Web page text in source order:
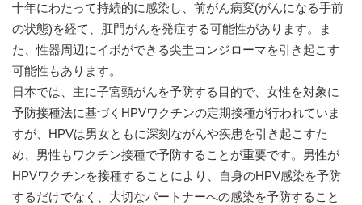
十年にわたって持続的に感染し、前がん病変(がんになる手前
の状態)を経て、肛門がんを発症する可能性があります。ま
た、性器周辺にイボができる尖圭コンジローマを引き起こす
可能性もあります。
日本では、主に子宮頸がんを予防する目的で、女性を対象に
予防接種法に基づくHPVワクチンの定期接種が行われていま
すが、HPVは男女ともに深刻ながんや疾患を引き起こすた
め、男性もワクチン接種で予防することが重要です。男性が
HPVワクチンを接種することにより、自身のHPV感染を予防
するだけでなく、大切なパートナーへの感染を予防すること